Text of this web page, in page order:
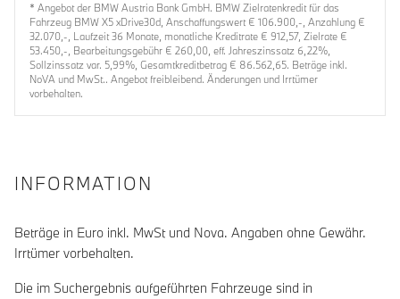
* Angebot der BMW Austria Bank GmbH. BMW Zielratenkredit für das
Fahrzeug BMW X5 xDrive30d, Anschaffungswert € 106.900,-, Anzahlung €
32.070,-, Laufzeit 36 Monate, monatliche Kreditrate € 912,57, Zielrate €
53.450,-, Bearbeitungsgebühr € 260,00, eff. Jahreszinssatz 6,22%,
Sollzinssatz var. 5,99%, Gesamtkreditbetrag € 86.562,65. Beträge inkl.
NoVA und MwSt.. Angebot freibleibend. Änderungen und Irrtümer
vorbehalten.
INFORMATION
Beträge in Euro inkl. MwSt und Nova. Angaben ohne Gewähr.
Irrtümer vorbehalten.
Die im Suchergebnis aufgeführten Fahrzeuge sind in